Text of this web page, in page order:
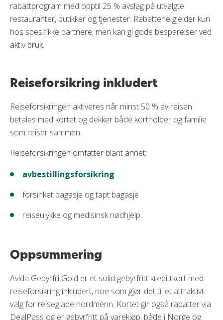
rabattprogram med opptil 25 % avslag på utvalgte
restauranter, butikker og tjenester. Rabattene gjelder kun
hos spesifikke partnere, men kan gi gode besparelser ved
aktiv bruk.
Reiseforsikring inkludert
Reiseforsikringen aktiveres når minst 50 % av reisen
betales med kortet og dekker både kortholder og familie
som reiser sammen.
Reiseforsikringen omfatter blant annet:
avbestillingsforsikring
forsinket bagasje og tapt bagasje
reiseulykke og medisinsk nødhjelp.
Oppsummering
Avida Gebyrfri Gold er et solid gebyrfritt kredittkort med
reiseforsikring inkludert, noe som gjør det til et attraktivt
valg for reiseglade nordmenn. Kortet gir også rabatter via
DealPass og er gebyrfritt på varekjøp, både i Norge og